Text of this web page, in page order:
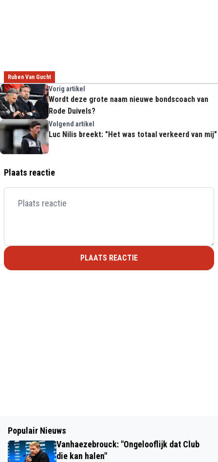
Ruben Van Gucht
Vorig artikel
Wordt deze grote naam nieuwe bondscoach van
Rode Duivels?
Volgend artikel
Luc Nilis breekt: "Het was totaal verkeerd van mij"
Plaats reactie
PLAATS REACTIE
Populair Nieuws
Vanhaezebrouck: "Ongelooflijk dat Club
die kan halen"